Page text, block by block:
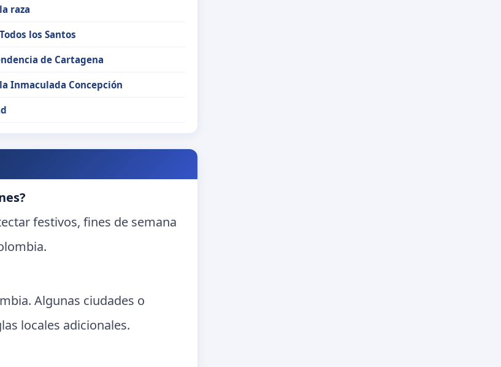
raza
los Santos
de Cartagena
Inmaculada Concepción
festivos, fines de semana
Algunas ciudades o
locales adicionales.